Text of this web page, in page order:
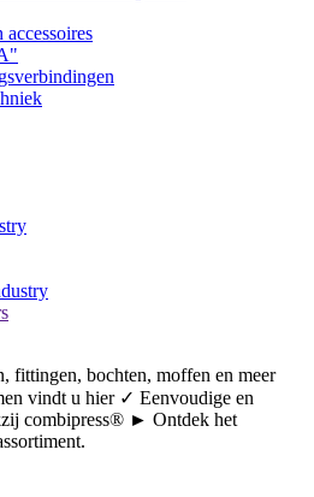
fittingen, bochten, moffen en meer
vindt u hier ✓ Eenvoudige en
combipress® ► Ontdek het